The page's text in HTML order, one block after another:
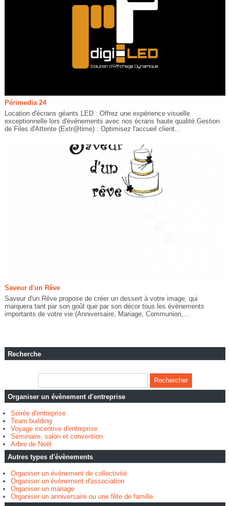
Périmedia 24
Location d'écrans géants LED : Offrez une expérience visuelle
exceptionnelle lors d'événements avec nos écrans haute qualité.Gestion
de Files d'Attente (Extr@time) : Optimisez l'accueil client...
Saveur d'un Rêve
Saveur d'un Rêve propose de créer un dessert à votre image, qui
marquera tant par son goût que par son décor tous les événements
importants de votre vie (Anniversaire, Mariage, Communion,...
Recherche
Organiser un évènement d'entreprise
Soirée d'entreprise
Team building
Voyage incentive d'entreprise
Séminaire, salon et convention
Arbre de Noël
Autres types d'évènements
Organiser un évènement de collectivité
Organiser un évènement d'association
Organiser un mariage
Organiser un anniversaire ou une fête de famille